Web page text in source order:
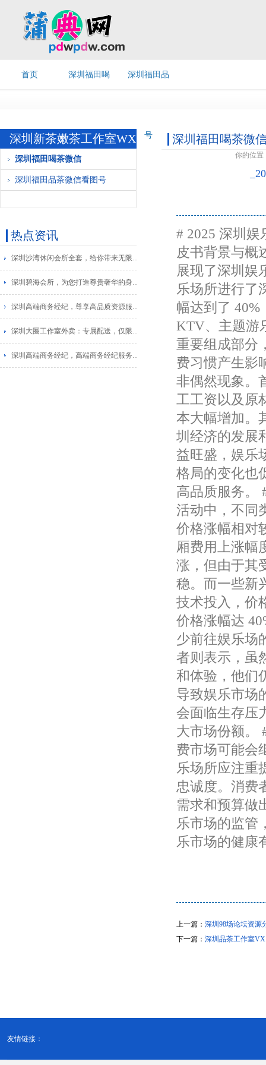
首页 深圳福田喝 深圳福田品
号
深圳新茶嫩茶工作室WX
深圳福田喝茶微信
深圳福田品茶微信看图号
热点资讯
深圳沙湾休闲会所全套，给你带来无限欢愉！
深圳碧海会所，为您打造尊贵奢华的身心融合！
深圳高端商务经纪，尊享高品质资源服务_1
深圳大圈工作室外卖：专属配送，仅限福田区
深圳高端商务经纪，高端商务经纪服务，尽享商务待遇！_1
深圳福田喝茶微
你的位置
# 2025 深圳娱
皮书背景与概
展现了深圳娱
乐场所进行了
幅达到了
KTV、主题游
重要组成部分
费习惯产生影
非偶然现象。
工工资以及原
本大幅增加。
圳经济的发展
益旺盛，娱乐
格局的变化也
高品质服务。
活动中，不同
价格涨幅相对
厢费用上涨幅
涨，但由于其
稳。而一些新
技术投入，价
价格涨幅达
少前往娱乐场
者则表示，虽
和体验，他们
导致娱乐市场
会面临生存压
大市场份额。
费市场可能会
乐场所应注重
忠诚度。消费
需求和预算做
乐市场的监管
乐市场的健康
上一篇： 深圳98场论坛资源
下一篇： 深圳品茶工作室
友情链接：